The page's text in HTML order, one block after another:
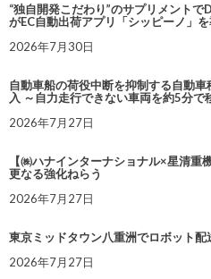
“独自開発こだわり”のサプリメントで
がEC自動出荷アプリ「シッピーノ」を
2026年7月30日
自動車船の荷役中断を抑制する自動
入 ～自力走行できない車両を約5分で
2026年7月27日
【㈱ハナインターナショナル×星清
更なる強化ねらう
2026年7月27日
東京ミッドタウン八重洲でロボット
2026年7月27日